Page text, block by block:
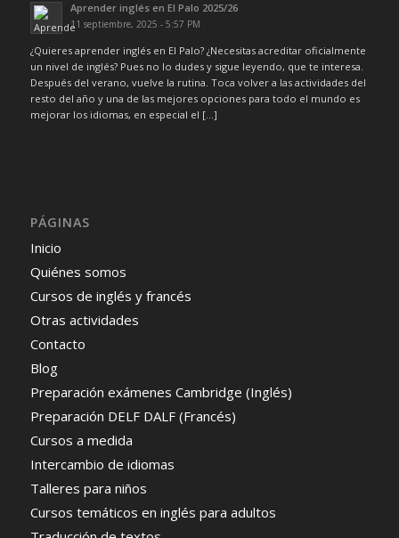
Aprender inglés en El Palo 2025/26
11 septiembre, 2025 - 5:57 PM
¿Quieres aprender inglés en El Palo? ¿Necesitas acreditar oficialmente
un nivel de inglés? Pues no lo dudes y sigue leyendo, que te interesa.
Después del verano, vuelve la rutina. Toca volver a las actividades del
resto del año y una de las mejores opciones para todo el mundo es
mejorar los idiomas, en especial el […]
PÁGINAS
Inicio
Quiénes somos
Cursos de inglés y francés
Otras actividades
Contacto
Blog
Preparación exámenes Cambridge (Inglés)
Preparación DELF DALF (Francés)
Cursos a medida
Intercambio de idiomas
Talleres para niños
Cursos temáticos en inglés para adultos